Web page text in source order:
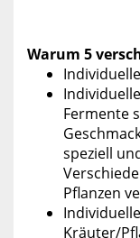
Warum 5
Fermente
speziell
Pflanzen
Kräuter/